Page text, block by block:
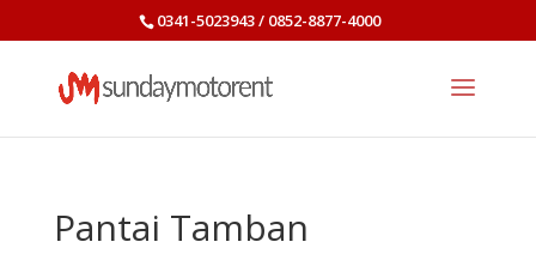
0341-5023943 / 0852-8877-4000
Pantai Tamban